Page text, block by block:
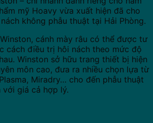
mỹ Hoavy vừa xuất hiện đã cho
không phẫu thuật tại Hải Phòng.
cánh mày râu có thể được tư
cách điều trị hôi nách theo mức độ
Winston sở hữu trang thiết bị hiện
môn cao, đưa ra nhiều chọn lựa từ
Miradry… cho đến phẫu thuật
giá cả hợp lý.